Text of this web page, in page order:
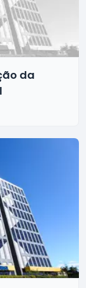
da